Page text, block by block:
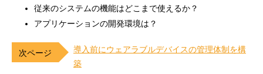
従来のシステムの機能はどこまで使えるか？
アプリケーションの開発環境は？
導入前にウェアラブルデバイスの管理体制を構
築